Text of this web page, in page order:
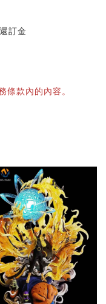
訂金
條款內的內容。